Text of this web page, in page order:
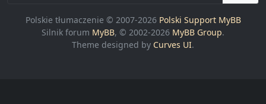
Polskie tłumaczenie © 2007-2026 Polski Support MyBB
Silnik forum MyBB, © 2002-2026 MyBB Group.
Theme designed by Curves UI.